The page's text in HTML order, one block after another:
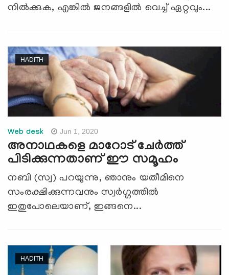
നിൽക്കുക, എങ്കിൽ ജനങ്ങളിൽ വെച്ച് ഏറ്റവും...
HADITH
Web desk Jun 1, 2020
അനാഥകളെ മാറോട് ചേര്‍ത്ത്
പിടിക്കുന്നതാണ് ഈ സമൂഹം
നബി (സ്വ) പറയുന്നു, ഞാനും യതീമിനെ
സംരക്ഷിക്കുന്നവനും സ്വർഗ്ഗത്തിൽ
ഇതുപോലെയാണ്, ഇങ്ങനെ...
HADITH